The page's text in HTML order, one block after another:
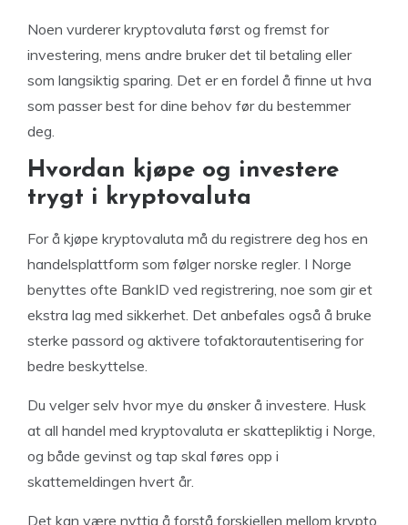
Noen vurderer kryptovaluta først og fremst for
investering, mens andre bruker det til betaling eller
som langsiktig sparing. Det er en fordel å finne ut hva
som passer best for dine behov før du bestemmer
deg.
Hvordan kjøpe og investere
trygt i kryptovaluta
For å kjøpe kryptovaluta må du registrere deg hos en
handelsplattform som følger norske regler. I Norge
benyttes ofte BankID ved registrering, noe som gir et
ekstra lag med sikkerhet. Det anbefales også å bruke
sterke passord og aktivere tofaktorautentisering for
bedre beskyttelse.
Du velger selv hvor mye du ønsker å investere. Husk
at all handel med kryptovaluta er skattepliktig i Norge,
og både gevinst og tap skal føres opp i
skattemeldingen hvert år.
Det kan være nyttig å forstå forskjellen mellom krypto